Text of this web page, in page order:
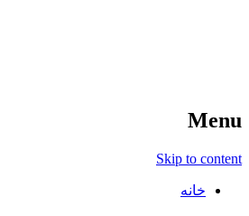
Menu
Skip to content
خانه